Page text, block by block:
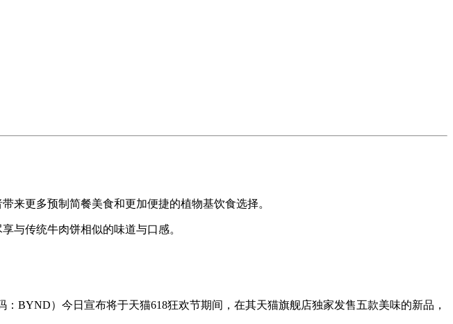
更多预制简餐美食和更加便捷的植物基饮食选择。
传统牛肉饼相似的味道与口感。
）今日宣布将于天猫618狂欢节期间，在其天猫旗舰店独家发售五款美味的新品，